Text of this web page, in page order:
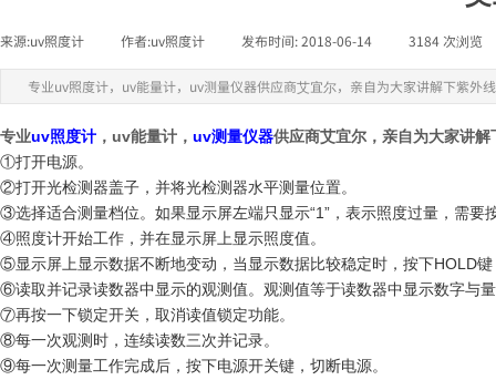
来源:uv照度计 作者:uv照度计 发布时间:2018-06-14 3184 次浏览
专业uv照度计，uv能量计，uv测量仪器供应商艾宜尔，亲自为大家讲解下紫外
专业uv照度计 ， uv能量计 ， uv测量仪器供应商艾宜尔，亲自为大家讲解
①打开电源。
②打开光检测器盖子，并将光检测器水平测量位置。
③选择适合测量档位。如果显示屏左端只显示“1”，表示照度过量，需
④照度计开始工作，并在显示屏上显示照度值。
⑤显示屏上显示数据不断地变动，当显示数据比较稳定时，按下HOLD
⑥读取并记录读数器中显示的观测值。观测值等于读数器中显示数字与
⑦再按一下锁定开关，取消读值锁定功能。
⑧每一次观测时，连续读数三次并记录。
⑨每一次测量工作完成后，按下电源开关键，切断电源。